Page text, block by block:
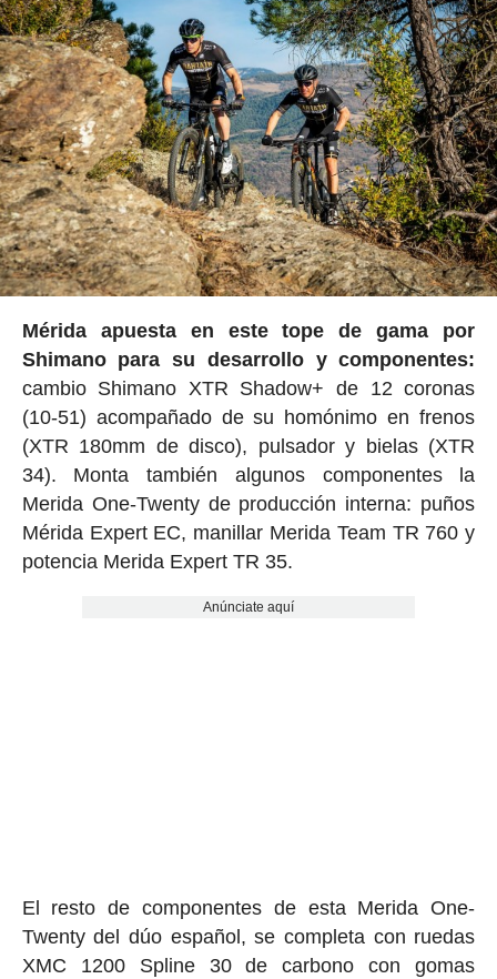
Mérida apuesta en este tope de gama por
Shimano para su desarrollo y componentes:
cambio Shimano XTR Shadow+ de 12 coronas
(10-51) acompañado de su homónimo en frenos
(XTR 180mm de disco), pulsador y bielas (XTR
34). Monta también algunos componentes la
Merida One-Twenty de producción interna: puños
Mérida Expert EC, manillar Merida Team TR 760 y
potencia Merida Expert TR 35.
Anúnciate aquí
El resto de componentes de esta Merida One-
Twenty del dúo español, se completa con ruedas
XMC 1200 Spline 30 de carbono con gomas